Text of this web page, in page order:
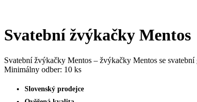
Svatební žvýkačky Mentos
Svatební žvýkačky Mentos – žvýkačky Mentos se
Minimálny odber: 10 ks
Slovenský prodejce